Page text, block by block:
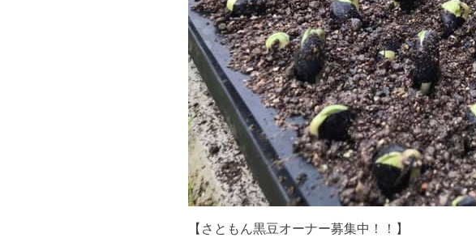
【さともん黒豆オーナー募集中！！】